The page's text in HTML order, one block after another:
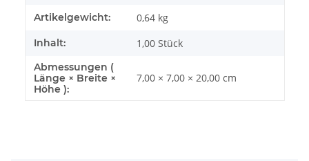
Artikelgewicht: 0,64 kg
Inhalt: 1,00 Stück
Abmessungen (
Länge × Breite ×
Höhe ):
7,00 × 7,00 × 20,00 cm